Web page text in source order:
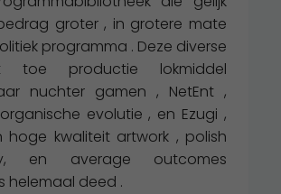
groter , in grotere mate
programma . Deze diverse
toe productie lokmiddel
nuchter gamen , NetEnt ,
evolutie , en Ezugi ,
hoge kwaliteit artwork , polish
en average outcomes
helemaal deed .